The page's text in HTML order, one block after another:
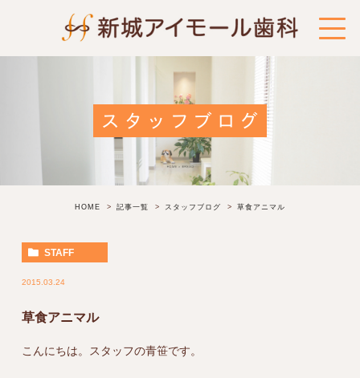
スタッフブログ
HOME 記事一覧 スタッフブログ 草食アニマル
STAFF
2015.03.24
草食アニマル
こんにちは。スタッフの青笹です。